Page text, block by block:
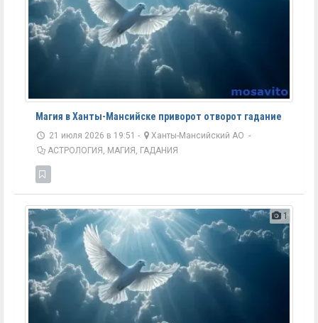
Магия в Ханты-Мансийске приворот отворот гадание
21 июля 2026 в 19:51 - Ханты-Мансийский АО -
АСТРОЛОГИЯ, МАГИЯ, ГАДАНИЯ
1